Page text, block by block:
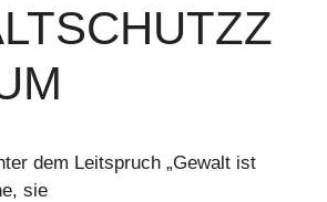
dem Leitspruch „Gewalt ist
sie